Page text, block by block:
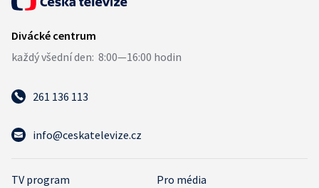
261 136 113
info@ceskatelevize.cz
TV program
Pro média